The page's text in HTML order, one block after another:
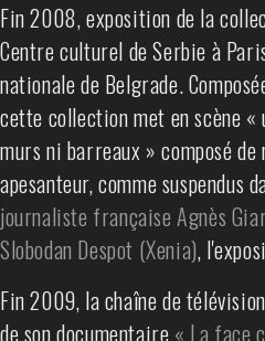
Fin 2008, exposition de la
Centre culturel de Serbie à
nationale de Belgrade.
cette collection met en scène
murs ni barreaux » composé
apesanteur, comme suspendus
journaliste française Agnès
Slobodan Despot (Xenia),
Fin 2009, la chaîne de
de son documentaire « La face